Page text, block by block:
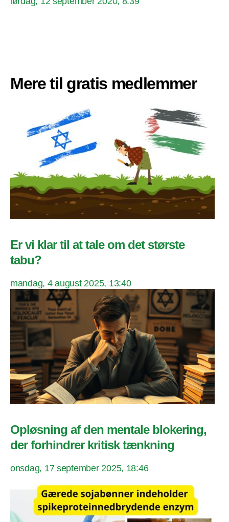
Mere til gratis medlemmer
Er vi klar til at tale om det største
tabu?
mandag, 4 august 2025, 13:40
Opløsning af den mentale blokering,
der forhindrer kritisk tænkning
onsdag, 17 september 2025, 18:46